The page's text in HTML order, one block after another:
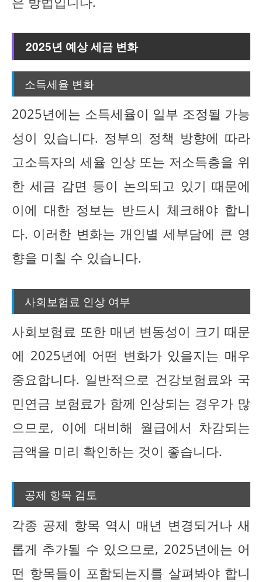
2025년 예상 세금 변화
소득세율 변화
2025년에는 소득세율이 일부 조정될 가능
성이 있습니다. 정부의 정책 방향에 따라
고소득자의 세율 인상 또는 저소득층을 위
한 세금 감면 등이 논의되고 있기 때문에
이에 대한 정보는 반드시 체크해야 합니
다. 이러한 변화는 개인별 세부담에 큰 영
향을 미칠 수 있습니다.
사회보험료 인상 여부
사회보험료 또한 매년 변동성이 크기 때문
에 2025년에 어떤 변화가 있을지는 매우
중요합니다. 일반적으로 건강보험료와 국
민연금 보험료가 함께 인상되는 경우가 많
으므로, 이에 대비해 월급에서 차감되는
금액을 미리 확인하는 것이 좋습니다.
공제 항목 검토
각종 공제 항목 역시 매년 변경되거나 새
롭게 추가될 수 있으므로, 2025년에는 어
떤 항목들이 포함되는지를 살펴봐야 합니